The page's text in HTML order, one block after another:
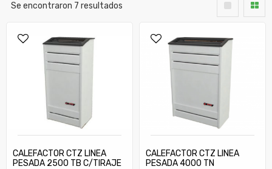
Se encontraron 7 resultados
CALEFACTOR CTZ LINEA
PESADA 2500 TB C/TIRAJE
CALEFACTOR CTZ LINEA
PESADA 4000 TN